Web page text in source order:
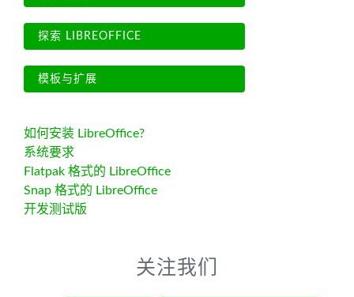
探索 LIBREOFFICE
模板与扩展
如何安装 LibreOffice?
系统要求
Flatpak 格式的 LibreOffice
Snap 格式的 LibreOffice
开发测试版
关注我们